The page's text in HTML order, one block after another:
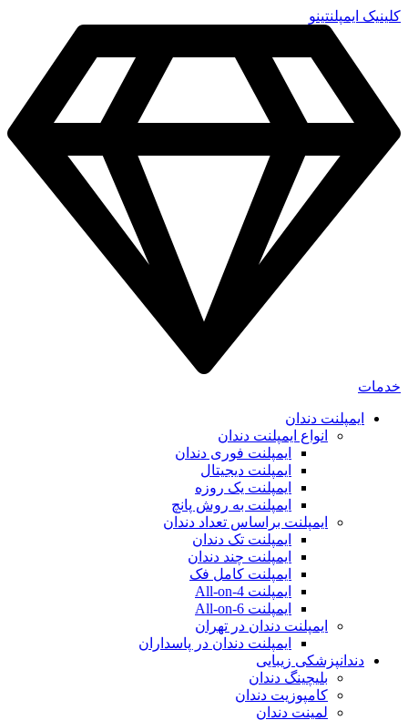
پرش
کلینیک ایمپلنتینو
خدمات
ایمپلنت دندان
انواع ایمپلنت دندان
ایمپلنت فوری دندان
ایمپلنت دیجیتال
ایمپلنت یک روزه
ایمپلنت به روش پانچ
ایمپلنت براساس تعداد دندان
ایمپلنت تک دندان
ایمپلنت چند دندان
ایمپلنت کامل فک
ایمپلنت All-on-4
ایمپلنت All-on-6
ایمپلنت دندان در تهران
ایمپلنت دندان در پاسداران
دندانپزشکی زیبایی
بلیچینگ دندان
کامپوزیت دندان
لمینت دندان